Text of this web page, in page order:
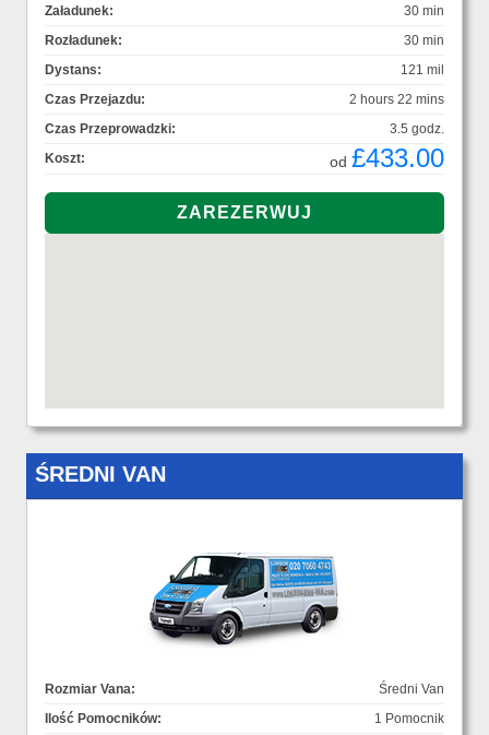
Załadunek:
30 min
Rozładunek:
30 min
Dystans:
121 mil
Czas Przejazdu:
2 hours 22 mins
Czas Przeprowadzki:
3.5 godz.
Koszt:
od £433.00
ŚREDNI VAN
Rozmiar Vana:
Średni Van
Ilość Pomocników:
1 Pomocnik